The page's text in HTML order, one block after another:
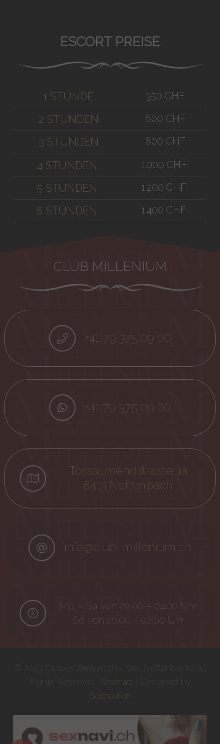
ESCORT PREISE
1 STUNDE 350 CHF
2 STUNDEN 600 CHF
3 STUNDEN 800 CHF
4 STUNDEN 1.000 CHF
5 STUNDEN 1.200 CHF
6 STUNDEN 1.400 CHF
CLUB MILLENIUM
+41 79 375 09 00
+41 79 375 09 00
Tössallmendstrasse 1a
8413 Neftenbach
info@club-millenium.ch
Mo. – Sa. von 20:00 – 04:00 Uhr
So. von 20:00 – 02:00 Uhr
Sitemap
Sexnavi.ch